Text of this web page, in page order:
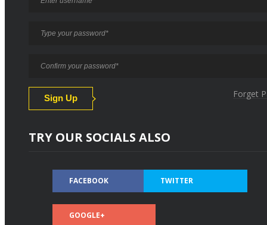
Forget
TRY OUR SOCIALS ALSO
FACEBOOK TWITTER
GOOGLE+